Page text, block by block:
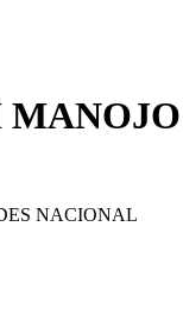
NACIONAL